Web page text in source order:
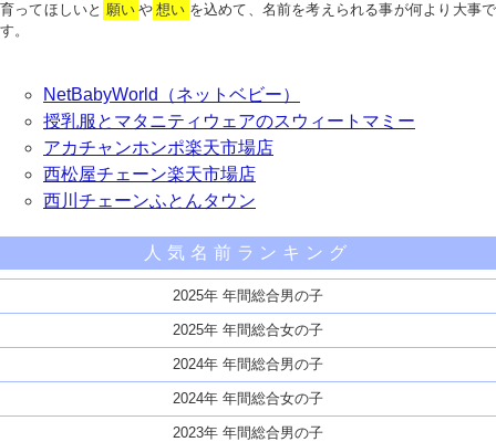
育ってほしいと 願い や 想い を込めて、名前を考えられる事が何より大事で
す。
NetBabyWorld（ネットベビー）
授乳服とマタニティウェアのスウィートマミー
アカチャンホンポ楽天市場店
西松屋チェーン楽天市場店
西川チェーンふとんタウン
人気名前ランキング
2025年 年間総合男の子
2025年 年間総合女の子
2024年 年間総合男の子
2024年 年間総合女の子
2023年 年間総合男の子